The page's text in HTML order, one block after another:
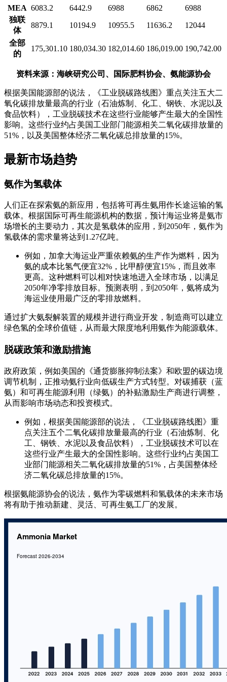
MEA 6083.2 6442.9 6988 6862
6988
独联
体
8879.1 10194.9 10955.5 11636.2 12044
全部
的
175,301.10 180,034.30 182,014.60 186,019.00 190,742.00
资料来源：海峡研究公司、国际肥料协会、氨能源协会
根据美国能源部的说法，《工业脱碳路线图》重点关注五大二
氧化碳排放量最高的行业（石油炼制、化工、钢铁、水泥以及
食品饮料），工业脱碳技术在这些行业能够产生最大的全国性
影响。这些行业约占美国工业部门能源相关二氧化碳排放量的
51%，以及美国整体经济二氧化碳总排放量的15%。
最新市场趋势
氨作为氢载体
人们正在探索氨的新应用，包括将可再生氨用作长途运输的氢
载体。根据国际可再生​​能源机构的数据，预计海运业将是氨市
场增长的主要动力，其次是氢载体的应用，到2050年，氨作为
氢载体的需求量将达到1.27亿吨。
例如，加拿大海运业严重依赖氨的生产作为燃料，因为
氨的成本比氢气便宜32%，比甲醇便宜15%，而且效率
更高。这种燃料可以相对快速地进入全球市场，以满足
2050年净零排放目标。预测表明，到2050年，氨将成为
海运业使用最广泛的零排放燃料。
通过扩大氨裂解装置的规模并进行商业开发，制造商可以建立
绿色氢的全球价值链，从而最大限度地利用氨作为能源载体。
脱碳政策和激励措施
政府政策，例如美国的《通货膨胀抑制法案》和欧盟的碳边境
调节机制，正推动氨行业向低碳生产方式转型。对碳捕获（蓝
氨）和可再生能源利用（绿氨）的补贴激励生产商进行调整，
从而影响市场动态和投资模式。
例如，根据美国能源部的说法，《工业脱碳路线图》重
点关注五个二氧化碳排放量最高的行业（石油炼制、化
工、钢铁、水泥以及食品饮料），工业脱碳技术可以在
这些行业产生最大的全国性影响。这些行业约占美国工
业部门能源相关二氧化碳排放量的51%，占美国整体经
济二氧化碳总排放量的15%。
根据氨能源协会的说法，氨作为零碳燃料和氢载体的未来市场
将有助于推动新建、灵活、可再生氨工厂的发展。